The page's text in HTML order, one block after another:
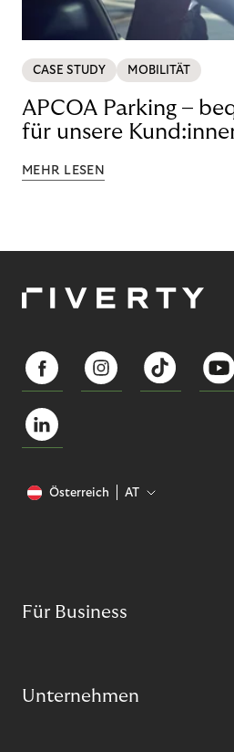
CASE STUDY MOBILITÄT
APCOA Parking –
für unsere
MEHR LESEN
Österreich AT
Für Business
Unternehmen